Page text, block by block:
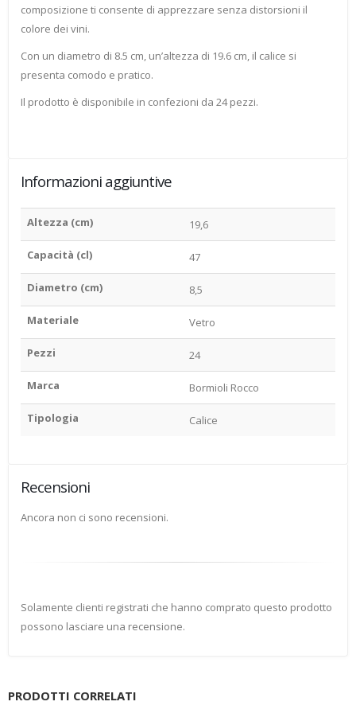
composizione ti consente di apprezzare senza distorsioni il
colore dei vini.
Con un diametro di 8.5 cm, un’altezza di 19.6 cm, il calice si
presenta comodo e pratico.
Il prodotto è disponibile in confezioni da 24 pezzi.
Informazioni aggiuntive
Altezza (cm) 19,6
Capacità (cl) 47
Diametro (cm) 8,5
Materiale Vetro
Pezzi 24
Marca Bormioli Rocco
Tipologia Calice
Recensioni
Ancora non ci sono recensioni.
Solamente clienti registrati che hanno comprato questo prodotto
possono lasciare una recensione.
PRODOTTI CORRELATI